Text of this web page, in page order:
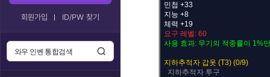
회원가입 ID/PW 찾기
민첩 +33
지능 +8
체력 +19
요구 레벨: 60
사용 효과: 무기의 적중률이 1%
지하추적자 갑옷 (T3) (0/9)
지하추적자 투구